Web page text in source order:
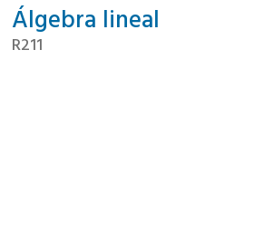
Álgebra lineal
R211